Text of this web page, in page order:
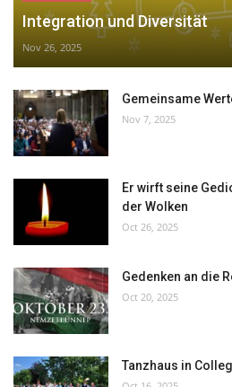
Integration und Diversität
Nov 26, 2025
Gemeinsame
Nov 7, 2025
Er wirft seine
der Wolken
Oct 26, 2025
Gedenken an die
Oct 20, 2025
Tanzhaus in